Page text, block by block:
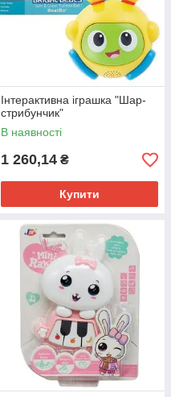
Інтерактивна іграшка "Шар-
стрибунчик"
В наявності
1 260,14 ₴
Купити